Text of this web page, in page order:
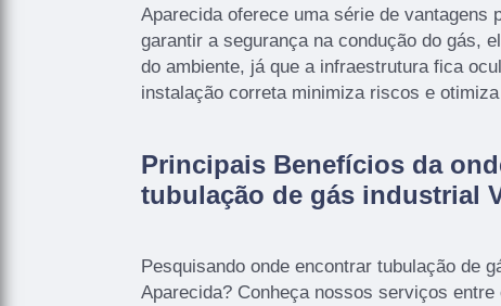
Aparecida oferece uma série de vantagens
garantir a segurança na condução do gás,
do ambiente, já que a infraestrutura fica
instalação correta minimiza riscos e
Principais Benefícios da
tubulação de gás industrial
Pesquisando onde encontrar tubulação de
Aparecida? Conheça nossos serviços entre